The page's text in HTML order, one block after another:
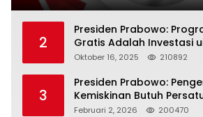
2
Presiden Prabowo:
Gratis Adalah Investasi
Depan Bangsa
Oktober 16, 2025 210892
3
Presiden Prabowo:
Kemiskinan Butuh
Kepemimpinan yang
Februari 2, 2026 200470